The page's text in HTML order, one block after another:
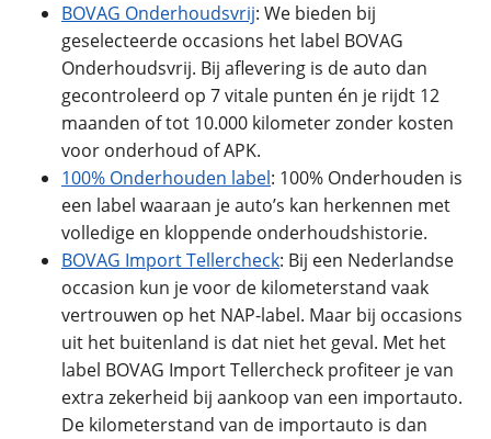
BOVAG Onderhoudsvrij: We bieden bij
geselecteerde occasions het label BOVAG
Onderhoudsvrij. Bij aflevering is de auto dan
gecontroleerd op 7 vitale punten én je rijdt 12
maanden of tot 10.000 kilometer zonder kosten
voor onderhoud of APK.
100% Onderhouden label: 100% Onderhouden is
een label waaraan je auto’s kan herkennen met
volledige en kloppende onderhoudshistorie.
BOVAG Import Tellercheck: Bij een Nederlandse
occasion kun je voor de kilometerstand vaak
vertrouwen op het NAP-label. Maar bij occasions
uit het buitenland is dat niet het geval. Met het
label BOVAG Import Tellercheck profiteer je van
extra zekerheid bij aankoop van een importauto.
De kilometerstand van de importauto is dan